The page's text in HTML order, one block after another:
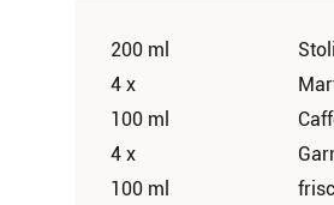
200 ml
4 x
100 ml
4 x
100 ml